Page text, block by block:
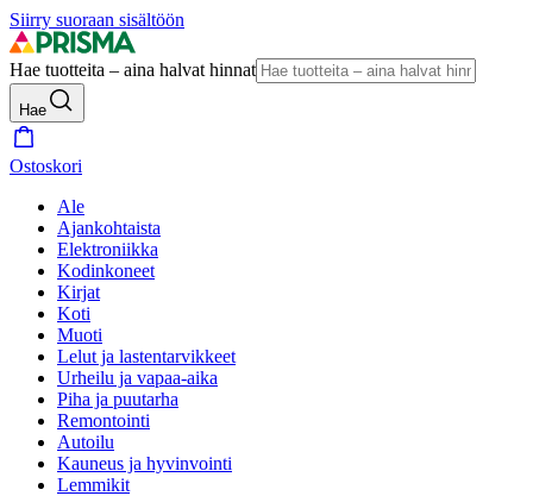
Siirry suoraan sisältöön
Hae tuotteita – aina halvat hinnat
Hae
Ostoskori
Ale
Ajankohtaista
Elektroniikka
Kodinkoneet
Kirjat
Koti
Muoti
Lelut ja lastentarvikkeet
Urheilu ja vapaa-aika
Piha ja puutarha
Remontointi
Autoilu
Kauneus ja hyvinvointi
Lemmikit